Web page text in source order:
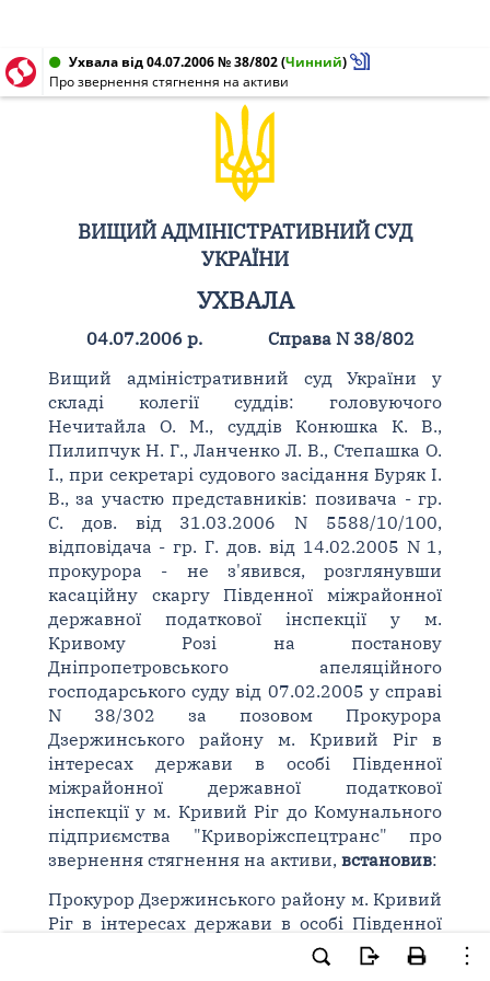
Ухвала від 04.07.2006 № 38/802(Чинний)
Про звернення стягнення на активи
ВИЩИЙ АДМІНІСТРАТИВНИЙ СУД
УКРАЇНИ
УХВАЛА
04.07.2006 р.
Справа N 38/802
Вищий адміністративний суд України у
складі колегії суддів: головуючого
Нечитайла О. М., суддів Конюшка К. В.,
Пилипчук Н. Г., Ланченко Л. В., Степашка О.
І., при секретарі судового засідання Буряк І.
В., за участю представників: позивача - гр.
С. дов. від 31.03.2006 N 5588/10/100,
відповідача - гр. Г. дов. від 14.02.2005 N 1,
прокурора - не з'явився, розглянувши
касаційну скаргу Південної міжрайонної
державної податкової інспекції у м.
Кривому Розі на постанову
Дніпропетровського апеляційного
господарського суду від 07.02.2005 у справі
N 38/302 за позовом Прокурора
Дзержинського району м. Кривий Ріг в
інтересах держави в особі Південної
міжрайонної державної податкової
інспекції у м. Кривий Ріг до Комунального
підприємства "Криворіжспецтранс" про
звернення стягнення на активи, встановив:
Прокурор Дзержинського району м. Кривий
Ріг в інтересах держави в особі Південної
міжрайонної державної податкової
інспекції у м. Кривий Ріг (надалі - позивач)